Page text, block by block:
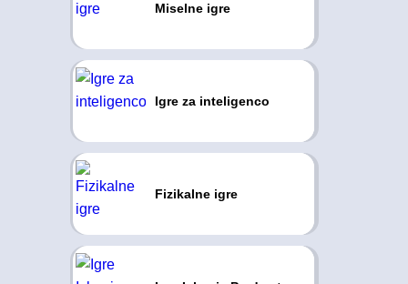
Miselne igre
Igre za inteligenco
Fizikalne igre